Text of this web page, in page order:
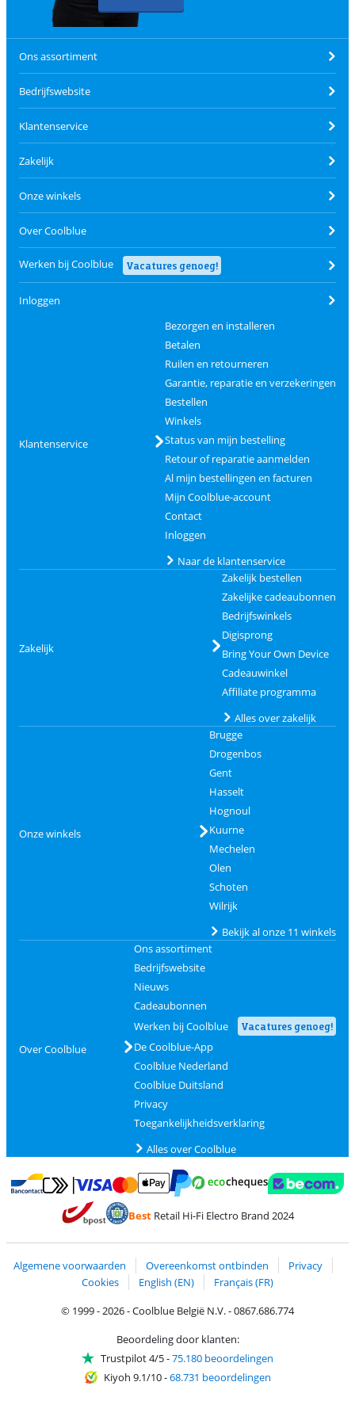
Ons assortiment
Bedrijfswebsite
Klantenservice
Zakelijk
Onze winkels
Over Coolblue
Werken bij Coolblue Vacatures genoeg!
Inloggen
Klantenservice
Bezorgen en installeren
Betalen
Ruilen en retourneren
Garantie, reparatie en verzekeringen
Bestellen
Winkels
Status van mijn bestelling
Retour of reparatie aanmelden
Al mijn bestellingen en facturen
Mijn Coolblue-account
Contact
Inloggen
Naar de klantenservice
Zakelijk
Zakelijk bestellen
Zakelijke cadeaubonnen
Bedrijfswinkels
Digisprong
Bring Your Own Device
Cadeauwinkel
Affiliate programma
Alles over zakelijk
Onze winkels
Brugge
Drogenbos
Gent
Hasselt
Hognoul
Kuurne
Mechelen
Olen
Schoten
Wilrijk
Bekijk al onze 11 winkels
Over Coolblue
Ons assortiment
Bedrijfswebsite
Nieuws
Cadeaubonnen
Werken bij Coolblue
Vacatures genoeg!
De Coolblue-App
Coolblue Nederland
Coolblue Duitsland
Privacy
Toegankelijkheidsverklaring
Alles over Coolblue
Betalen met Bancontact
Betalen met MasterCard en Visa via ClickToPay
BestRetail Hi-Fi Electro Brand 2024
Algemene voorwaarden Overeenkomst ontbinden
Privacy
Cookies
English (EN)
Français (FR)
© 1999 - 2026 - Coolblue België N.V. - 0867.686.774
Beoordeling door klanten:
Trustpilot 4/5-75.180 beoordelingen
Kiyoh 9.1/10-68.731 beoordelingen